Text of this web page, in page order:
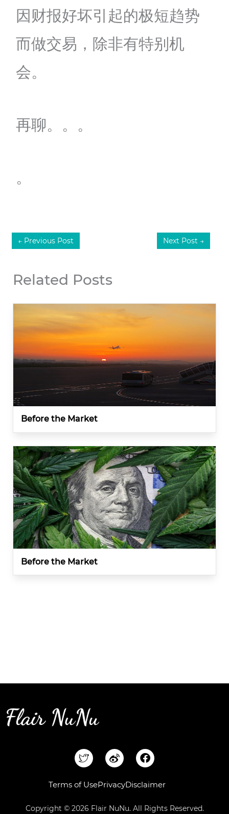
因财报好坏引起的极短趋势
而做交易，除非有特别机
会。
再聊。。。
。
← Previous Post Next Post →
Related Posts
Before the Market
Before the Market
F
a
e
o
Terms of UsePrivacyDisclaimer
Copyright © 2026 Flair NuNu. All Rights Reserved.